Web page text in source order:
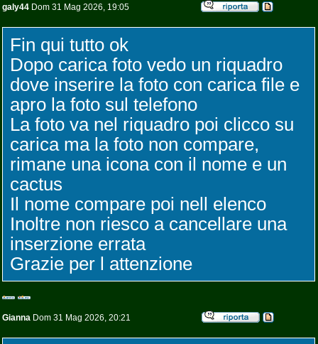
galy44 Dom 31 Mag 2026, 19:05
Fin qui tutto ok
Dopo carica foto vedo un riquadro
dove inserire la foto con carica file e
apro la foto sul telefono
La foto va nel riquadro poi clicco su
carica ma la foto non compare,
rimane una icona con il nome e un
cactus
Il nome compare poi nell elenco
Inoltre non riesco a cancellare una
inserzione errata
Grazie per l attenzione
Gianna Dom 31 Mag 2026, 20:21